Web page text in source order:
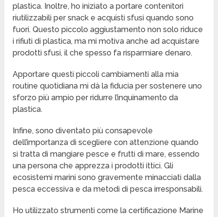
plastica. Inoltre, ho iniziato a portare contenitori
riutilizzabili per snack e acquisti sfusi quando sono
fuori. Questo piccolo aggiustamento non solo riduce
i rifiuti di plastica, ma mi motiva anche ad acquistare
prodotti sfusi, il che spesso fa risparmiare denaro.
Apportare questi piccoli cambiamenti alla mia
routine quotidiana mi dà la fiducia per sostenere uno
sforzo più ampio per ridurre l’inquinamento da
plastica.
Infine, sono diventato più consapevole
dell’importanza di scegliere con attenzione quando
si tratta di mangiare pesce e frutti di mare, essendo
una persona che apprezza i prodotti ittici. Gli
ecosistemi marini sono gravemente minacciati dalla
pesca eccessiva e da metodi di pesca irresponsabili.
Ho utilizzato strumenti come la certificazione Marine